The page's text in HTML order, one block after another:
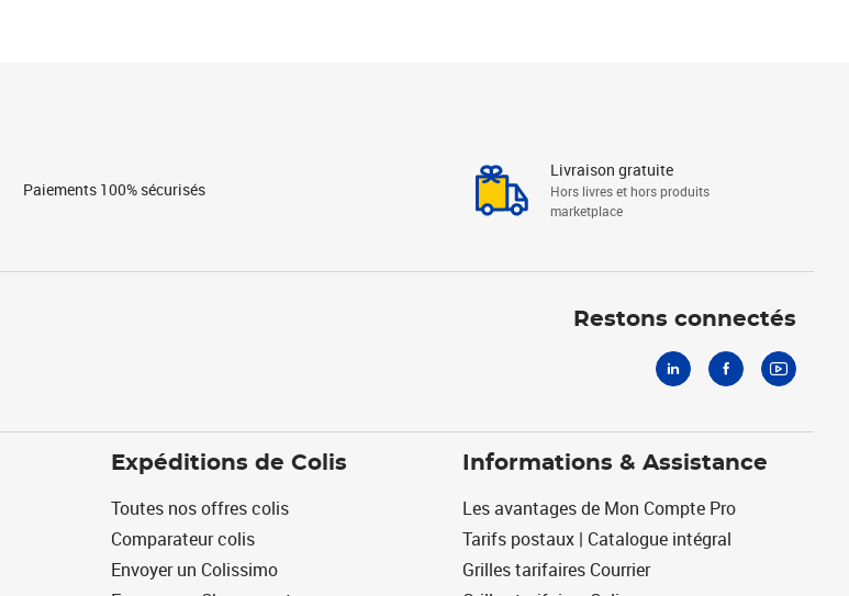
Paiements 100% sécurisés
Livraison gratuite
Hors livres et hors produits
marketplace
Restons connectés
Expéditions de Colis
Toutes nos offres colis
Comparateur colis
Envoyer un Colissimo
Informations & Assistance
Les avantages de Mon Compte Pro
Tarifs postaux | Catalogue intégral
Grilles tarifaires Courrier